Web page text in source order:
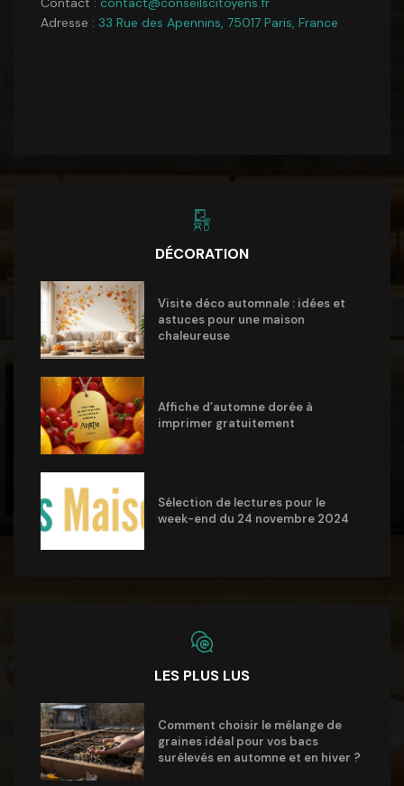
Adresse : 33 Rue des Apennins, 75017 Paris, France
DÉCORATION
Visite déco automnale : idées et
astuces pour une maison
chaleureuse
Affiche d’automne dorée à
imprimer gratuitement
Sélection de lectures pour le
week-end du 24 novembre 2024
LES PLUS LUS
Comment choisir le mélange de
graines idéal pour vos bacs
surélevés en automne et en hiver ?